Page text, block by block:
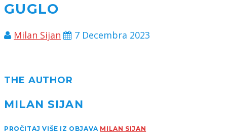
GUGLO
Milan Sijan 7 Decembra 2023
THE AUTHOR
MILAN SIJAN
PROČITAJ VIŠE IZ OBJAVA MILAN SIJAN